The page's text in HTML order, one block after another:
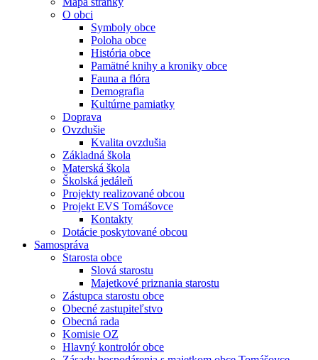
O obci
Symboly obce
Poloha obce
História obce
Pamätné knihy a kroniky obce
Fauna a flóra
Demografia
Kultúrne pamiatky
Doprava
Ovzdušie
Kvalita ovzdušia
Základná škola
Materská škola
Školská jedáleň
Projekty realizované obcou
Projekt EVS Tomášovce
Kontakty
Dotácie poskytované obcou
Samospráva
Starosta obce
Slová starostu
Majetkové priznania starostu
Zástupca starostu obce
Obecné zastupiteľstvo
Obecná rada
Komisie OZ
Hlavný kontrolór obce